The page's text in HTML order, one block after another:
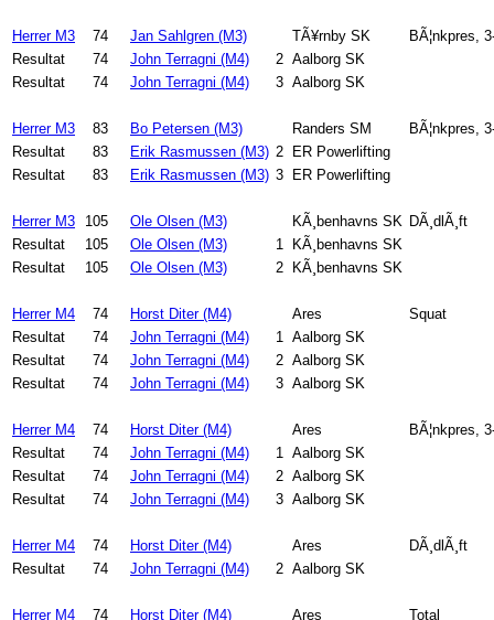
Herrer M3 74 Jan Sahlgren (M3) TÃ¥rnby SK
BÃ¦nkpres,
Resultat
74 John Terragni (M4) 2 Aalborg SK
Resultat
74 John Terragni (M4) 3 Aalborg SK
Herrer M3 83 Bo Petersen (M3) Randers SM
BÃ¦nkpres,
Resultat
83 Erik Rasmussen (M3) 2
ER Powerlifting
Resultat
83 Erik Rasmussen (M3) 3 ER Powerlifting
Herrer M3 105 Ole Olsen (M3) KÃ¸benhavns SK DÃ¸dlÃ¸ft
Resultat
105 Ole Olsen (M3) 1
KÃ¸benhavns SK
Resultat
105 Ole Olsen (M3) 2 KÃ¸benhavns SK
Herrer M4 74 Horst Diter (M4) Ares
Squat
Resultat
74 John Terragni (M4) 1 Aalborg SK
Resultat
74 John Terragni (M4) 2 Aalborg SK
Resultat
74 John Terragni (M4) 3 Aalborg SK
Herrer M4 74 Horst Diter (M4) Ares
BÃ¦nkpres,
Resultat
74 John Terragni (M4) 1 Aalborg SK
Resultat
74 John Terragni (M4) 2 Aalborg SK
Resultat
74 John Terragni (M4) 3 Aalborg SK
Herrer M4 74 Horst Diter (M4) Ares
DÃ¸dlÃ¸ft
Resultat
74 John Terragni (M4) 2 Aalborg SK
Herrer M4 74 Horst Diter (M4) Ares Total